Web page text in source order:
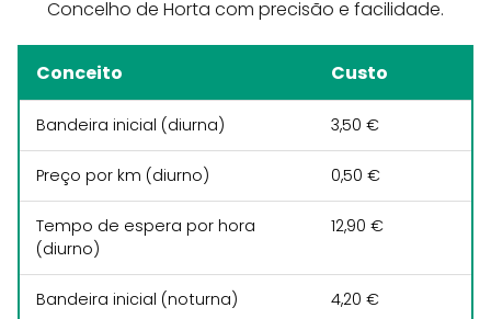
Concelho de Horta com precisão e facilidade.
Conceito Custo
Bandeira inicial (diurna) 3,50 €
Preço por km (diurno) 0,50 €
Tempo de espera por hora
(diurno)
12,90 €
Bandeira inicial (noturna) 4,20 €